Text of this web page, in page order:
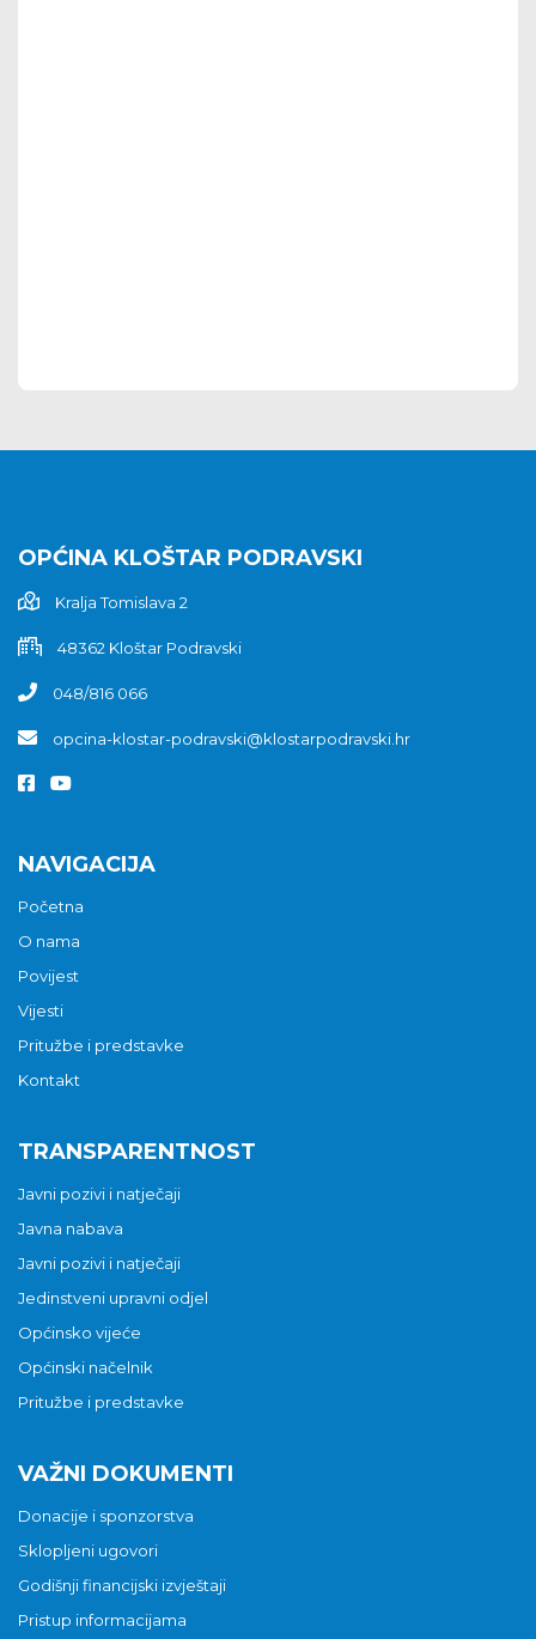
OPĆINA KLOŠTAR PODRAVSKI
Kralja Tomislava 2
48362 Kloštar Podravski
048/816 066
opcina-klostar-podravski@klostarpodravski.hr
NAVIGACIJA
Početna
O nama
Povijest
Vijesti
Pritužbe i predstavke
Kontakt
TRANSPARENTNOST
Javni pozivi i natječaji
Javna nabava
Javni pozivi i natječaji
Jedinstveni upravni odjel
Općinsko vijeće
Općinski načelnik
Pritužbe i predstavke
VAŽNI DOKUMENTI
Donacije i sponzorstva
Sklopljeni ugovori
Godišnji financijski izvještaji
Pristup informacijama